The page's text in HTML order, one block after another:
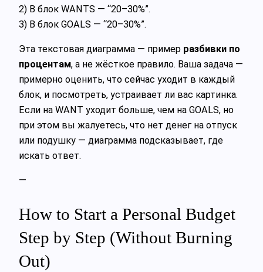
2) В блок WANTS — “20–30%”.
3) В блок GOALS — “20–30%”.
Эта текстовая диаграмма — пример разбивки по
процентам, а не жёсткое правило. Ваша задача —
примерно оценить, что сейчас уходит в каждый
блок, и посмотреть, устраивает ли вас картинка.
Если на WANT уходит больше, чем на GOALS, но
при этом вы жалуетесь, что нет денег на отпуск
или подушку — диаграмма подсказывает, где
искать ответ.
—
How to Start a Personal Budget
Step by Step (Without Burning
Out)